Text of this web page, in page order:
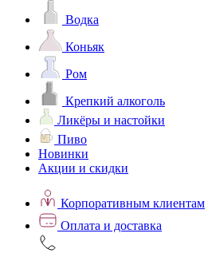
Водка
Коньяк
Ром
Крепкий алкоголь
Ликёры и настойки
Пиво
Новинки
Акции и скидки
Корпоративным клиентам
Оплата и доставка